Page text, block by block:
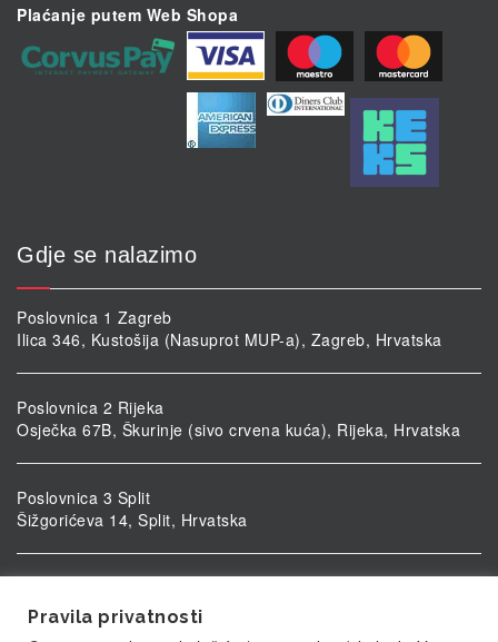
Plaćanje putem Web Shopa
Gdje se nalazimo
Poslovnica 1 Zagreb
Ilica 346, Kustošija (Nasuprot MUP-a), Zagreb, Hrvatska
Poslovnica 2 Rijeka
Osječka 67B, Škurinje (sivo crvena kuća), Rijeka, Hrvatska
Poslovnica 3 Split
Šižgorićeva 14, Split, Hrvatska
Ulica kardinala Alojzija Stepinca 5, Vukovar, Hrvatska
Pravila privatnosti